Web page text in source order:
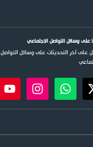
على وسائل التواصل الاجتماعي
على آخر التحديثات على وسائل التواصل